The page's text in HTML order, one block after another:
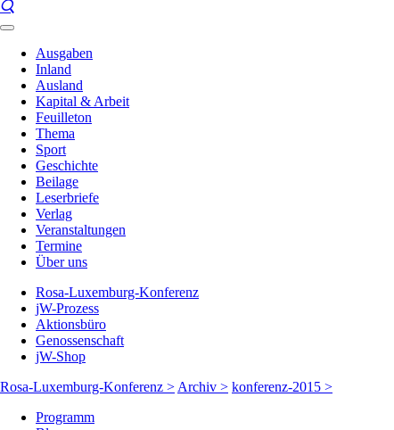
Ausgaben
Inland
Ausland
Kapital & Arbeit
Feuilleton
Thema
Sport
Geschichte
Beilage
Leserbriefe
Verlag
Veranstaltungen
Termine
Über uns
Rosa-Luxemburg-Konferenz
jW-Prozess
Aktionsbüro
Genossenschaft
jW-Shop
Rosa-Luxemburg-Konferenz > Archiv > konferenz-2015 >
Programm